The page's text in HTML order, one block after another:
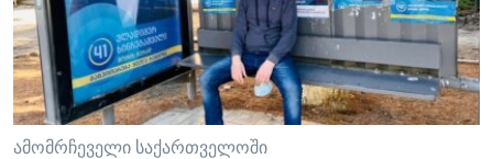
ᲡᲢᲣᲓᲘᲐ ᲕᲐᲨᲘᲜᲒᲢᲝᲜᲘ
ᲔᲙᲝᲜᲝᲛᲘᲙᲐ
ᲯᲐᲜᲛᲠᲗᲔᲚᲝᲑᲐ
ᲛᲔᲪᲜᲘᲔᲠᲔᲑᲐ
ᲘᲜᲢᲔᲠᲕᲘᲣ
Learning English
ᲗᲕᲐᲚᲘ ᲒᲕᲐᲓᲔᲕᲜᲔᲗ
ამომრჩეველი საქართველოში